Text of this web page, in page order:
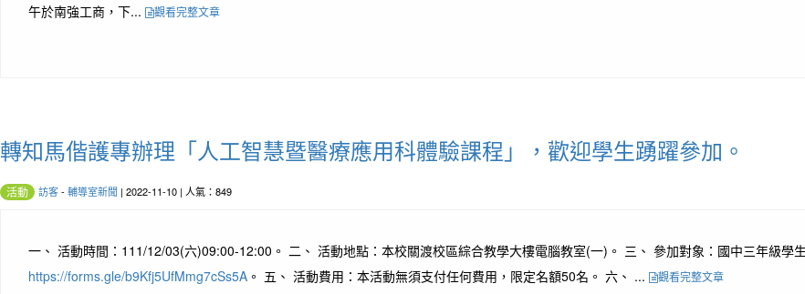
午於南強工商，下...
觀看完整文章
轉知馬偕護專辦理「人工智慧暨醫療應用科體驗課程」，歡迎學生踴躍參加。
活動 訪客- 輔導室新聞 | 2022-11-10 | 人氣：849
一、 活動時間：111/12/03(六)09:00-12:00。 二、 活動地點：本校關渡校區綜合教學大樓電腦教室(一)。 三、 參加對象：國中三年級學
https://forms.gle/b9Kfj5UfMmg7cSs5A 。 五、 活動費用：本活動無須支付任何費用，限定名額50名。 六、 ... 觀看完整文章